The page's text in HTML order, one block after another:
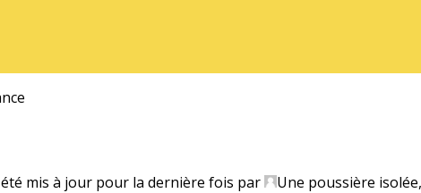
mis à jour pour la dernière fois par Une poussière isolée